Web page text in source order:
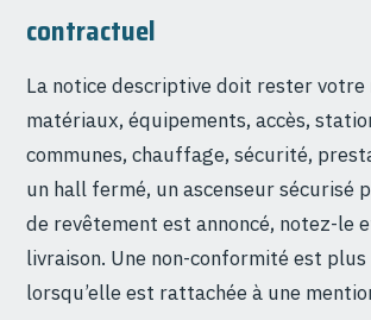
contractuel
La notice descriptive doit rester votre
matériaux, équipements, accès,
communes, chauffage, sécurité,
un hall fermé, un ascenseur sécurisé
de revêtement est annoncé, notez-le
livraison. Une non-conformité est
lorsqu’elle est rattachée à une